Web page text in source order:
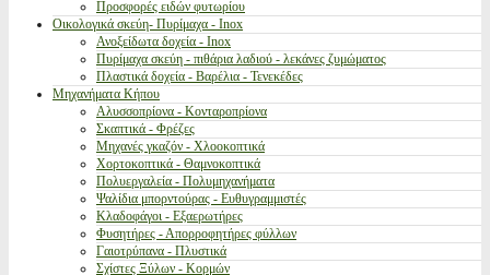
Προσφορές ειδών φυτωρίου
Οικολογικά σκεύη- Πυρίμαχα - Inox
Ανοξείδωτα δοχεία - Inox
Πυρίμαχα σκεύη - πιθάρια λαδιού - λεκάνες ζυμώματος
Πλαστικά δοχεία - Βαρέλια - Τενεκέδες
Μηχανήματα Κήπου
Αλυσσοπρίονα - Κονταροπρίονα
Σκαπτικά - Φρέζες
Μηχανές γκαζόν - Χλοοκοπτικά
Χορτοκοπτικά - Θαμνοκοπτικά
Πολυεργαλεία - Πολυμηχανήματα
Ψαλίδια μπορντούρας - Ευθυγραμμιστές
Κλαδοφάγοι - Εξαερωτήρες
Φυσητήρες - Απορροφητήρες φύλλων
Γαιοτρύπανα - Πλυστικά
Σχίστες Ξύλων - Κορμών